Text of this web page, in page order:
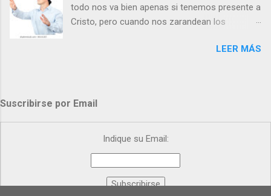
todo nos va bien apenas si tenemos presente a
Cristo, pero cuando nos zarandean los
“¿Dónde estás, Señor, que no te veo, que me
tumba vacía, y yo estoy Resucitado. No me ves
porque lloras tus problemas y no gozas de la
vida. ¿Cómo puedes creer que Yo dejo a nadie
sólo con los dolores de la vida? Debes
resucitar conmigo. Renueva tus ojos para
poder verme, renueva tu fe para poder creer
LEER MÁS
Suscribirse por Email
Indique su Email: